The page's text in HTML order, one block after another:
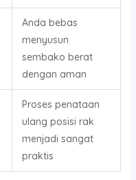
Anda bebas
menyusun
sembako berat
dengan aman
Proses penataan
ulang posisi rak
menjadi sangat
praktis